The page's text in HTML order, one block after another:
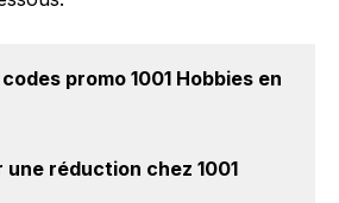
codes promo 1001 Hobbies en
Si descodes promo 1001
une réduction chez 1001